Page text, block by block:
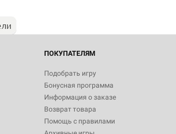
ПОКУПАТЕЛЯМ
Подобрать игру
Бонусная программа
Информация о заказе
Возврат товара
Помощь с правилами